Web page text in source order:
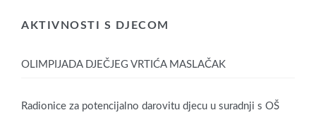
AKTIVNOSTI S DJECOM
OLIMPIJADA DJEČJEG VRTIĆA MASLAČAK
Radionice za potencijalno darovitu djecu u suradnji s OŠ